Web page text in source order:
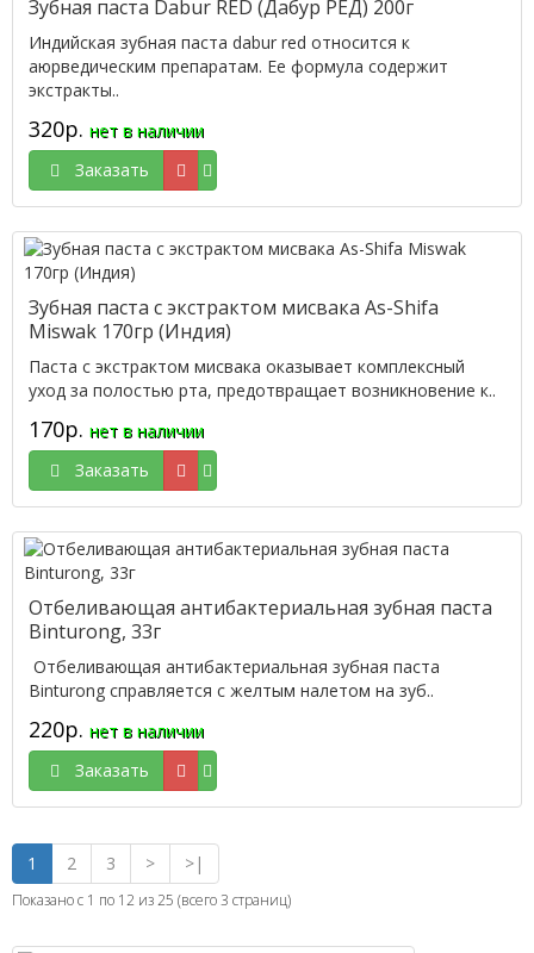
Зубная паста Dabur RED (Дабур РЕД) 200г
Индийская зубная паста dabur red относится к
аюрведическим препаратам. Ее формула содержит
экстракты..
320р. нет в наличии
Заказать
Зубная паста с экстрактом мисвака As-Shifa
Miswak 170гр (Индия)
Паста с экстрактом мисвака оказывает комплексный
уход за полостью рта, предотвращает возникновение к..
170р. нет в наличии
Заказать
Отбеливающая антибактериальная зубная паста
Binturong, 33г
Отбеливающая антибактериальная зубная паста
Binturong справляется с желтым налетом на зуб..
220р. нет в наличии
Заказать
1 2 3 > >|
Показано с 1 по 12 из 25 (всего 3 страниц)